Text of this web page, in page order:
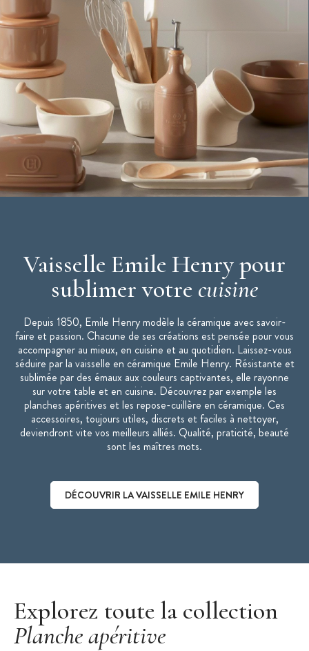
moment de la nettoyer puisque vous pouvez tout simplement la
placer au lave-vaisselle.
Vaisselle Emile Henry pour
sublimer votre cuisine
Depuis 1850, Emile Henry modèle la céramique avec savoir-
faire et passion. Chacune de ses créations est pensée pour vous
accompagner au mieux, en cuisine et au quotidien. Laissez-vous
séduire par la vaisselle en céramique Emile Henry. Résistante et
sublimée par des émaux aux couleurs captivantes, elle rayonne
sur votre table et en cuisine. Découvrez par exemple les
planches apéritives et les repose-cuillère en céramique. Ces
accessoires, toujours utiles, discrets et faciles à nettoyer,
deviendront vite vos meilleurs alliés. Qualité, praticité, beauté
sont les maîtres mots.
DÉCOUVRIR LA VAISSELLE EMILE HENRY
Explorez toute la collection
Planche apéritive